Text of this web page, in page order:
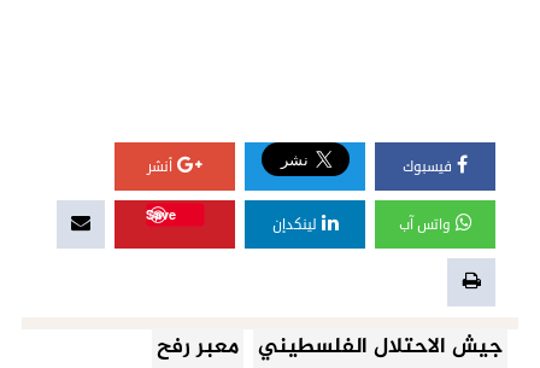
فيسبوك أنشر
واتس آب لينكدإن
Save
جيش الاحتلال الفلسطيني معبر رفح